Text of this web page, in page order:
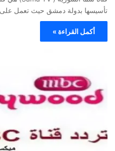
تأسيسها بدولة دمشق حيث تعمل
أكمل القراءة »